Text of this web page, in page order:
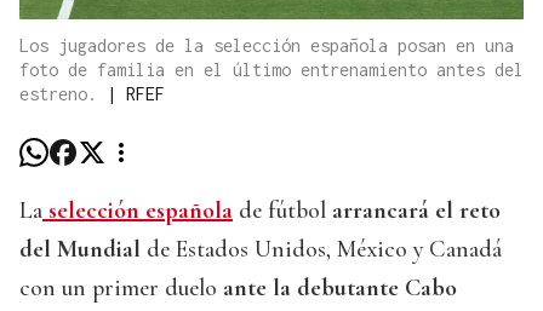
Los jugadores de la selección española posan en una
foto de familia en el último entrenamiento antes del
estreno.
| RFEF
La selección española de fútbol arrancará el reto
del Mundial de Estados Unidos, México y Canadá
con un primer duelo ante la debutante Cabo